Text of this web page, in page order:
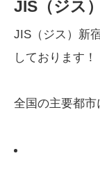
JIS（ジス
JIS（ジス）新
しております！
全国の主要都市